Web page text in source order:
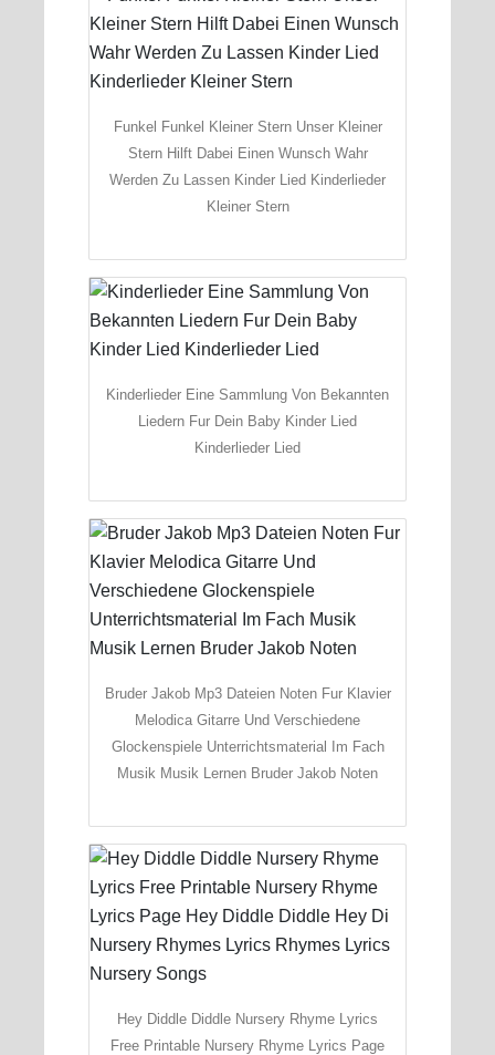
Funkel Funkel Kleiner Stern Unser Kleiner
Stern Hilft Dabei Einen Wunsch Wahr
Werden Zu Lassen Kinder Lied Kinderlieder
Kleiner Stern
Kinderlieder Eine Sammlung Von Bekannten
Liedern Fur Dein Baby Kinder Lied
Kinderlieder Lied
Bruder Jakob Mp3 Dateien Noten Fur Klavier
Melodica Gitarre Und Verschiedene
Glockenspiele Unterrichtsmaterial Im Fach
Musik Musik Lernen Bruder Jakob Noten
Hey Diddle Diddle Nursery Rhyme Lyrics
Free Printable Nursery Rhyme Lyrics Page